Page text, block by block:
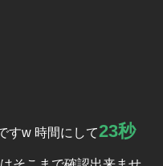
すw 時間にして23秒